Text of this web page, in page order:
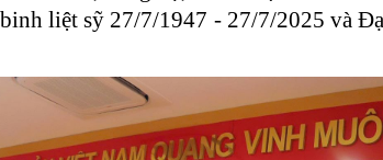
liệt sỹ 27/7/1947 - 27/7/2025 và